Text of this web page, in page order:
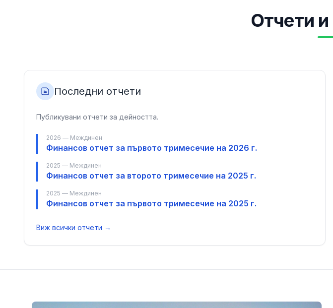
Отчети
Последни отчети
Публикувани отчети за дейността.
2026 — Междинен
Финансов отчет за първото тримесечие на 2026 г.
2025 — Междинен
Финансов отчет за второто тримесечие на 2025 г.
2025 — Междинен
Финансов отчет за първото тримесечие на 2025 г.
Виж всички отчети →